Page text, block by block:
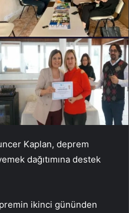
Kaplan, deprem
dağıtımına destek
ikinci gününden